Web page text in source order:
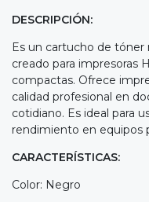
DESCRIPCIÓN:
Es un cartucho de tóner
creado para impresoras
compactas. Ofrece
calidad profesional en
cotidiano. Es ideal para
rendimiento en equipos
CARACTERÍSTICAS:
Color: Negro